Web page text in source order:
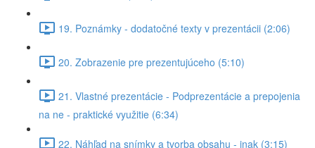
19. Poznámky - dodatočné texty v prezentácii (2:06)
20. Zobrazenie pre prezentujúceho (5:10)
21. Vlastné prezentácie - Podprezentácie a prepojenia
na ne - praktické využitie (6:34)
22. Náhľad na snímky a tvorba obsahu - inak (3:15)